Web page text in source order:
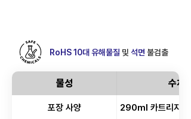
RoHS 10대 유해물질 및 석면 ​ 불검출
물성 수치
포장 사양 290ml 카트리지 ❘